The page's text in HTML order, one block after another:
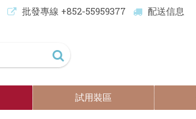
批發專線 +852-55959377 配送信息
試用裝區